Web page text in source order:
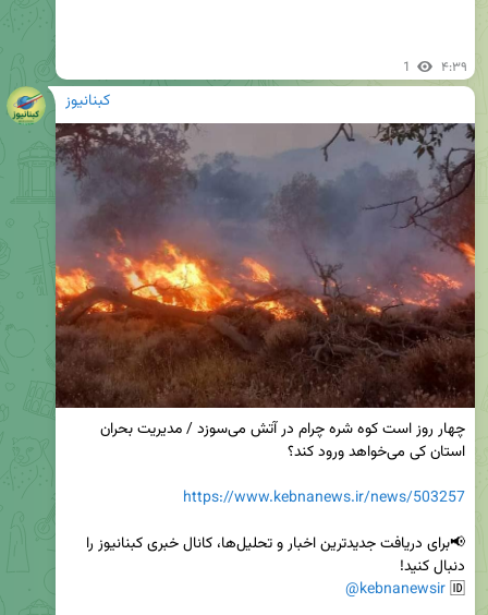
1 ۴:۳۹
کبنانیوز
https://www.kebnanews.ir/news/503257
🆔
@kebnanewsir